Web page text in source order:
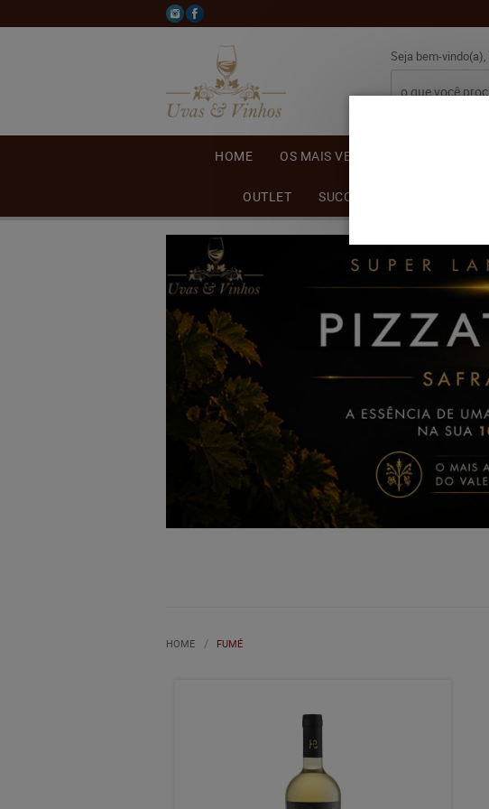
Seja bem-vindo(a),
HOME OS MAIS VENDIDOS
OUTLET SUCO DE UVA
HOME FUMÉ